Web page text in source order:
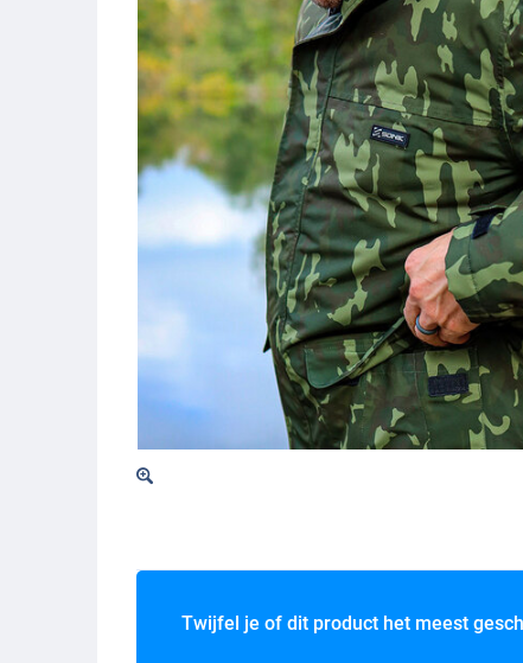
Twijfel je of dit product het meest